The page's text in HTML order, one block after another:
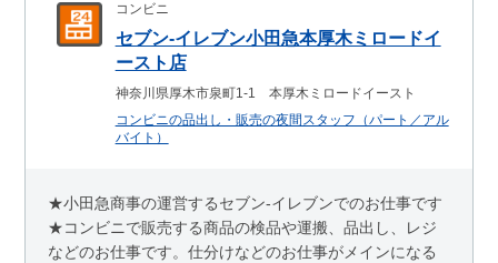
コンビニ
セブン-イレブン小田急本厚木ミロードイ
ースト店
神奈川県厚木市泉町1-1 本厚木ミロードイースト
コンビニの品出し・販売の夜間スタッフ（パート／アル
バイト）
★小田急商事の運営するセブン-イレブンでのお仕事です
★コンビニで販売する商品の検品や運搬、品出し、レジ
などのお仕事です。仕分けなどのお仕事がメインになる